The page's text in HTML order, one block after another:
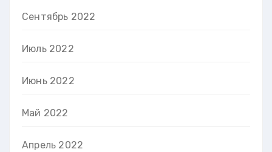
Сентябрь 2022
Июль 2022
Июнь 2022
Май 2022
Апрель 2022